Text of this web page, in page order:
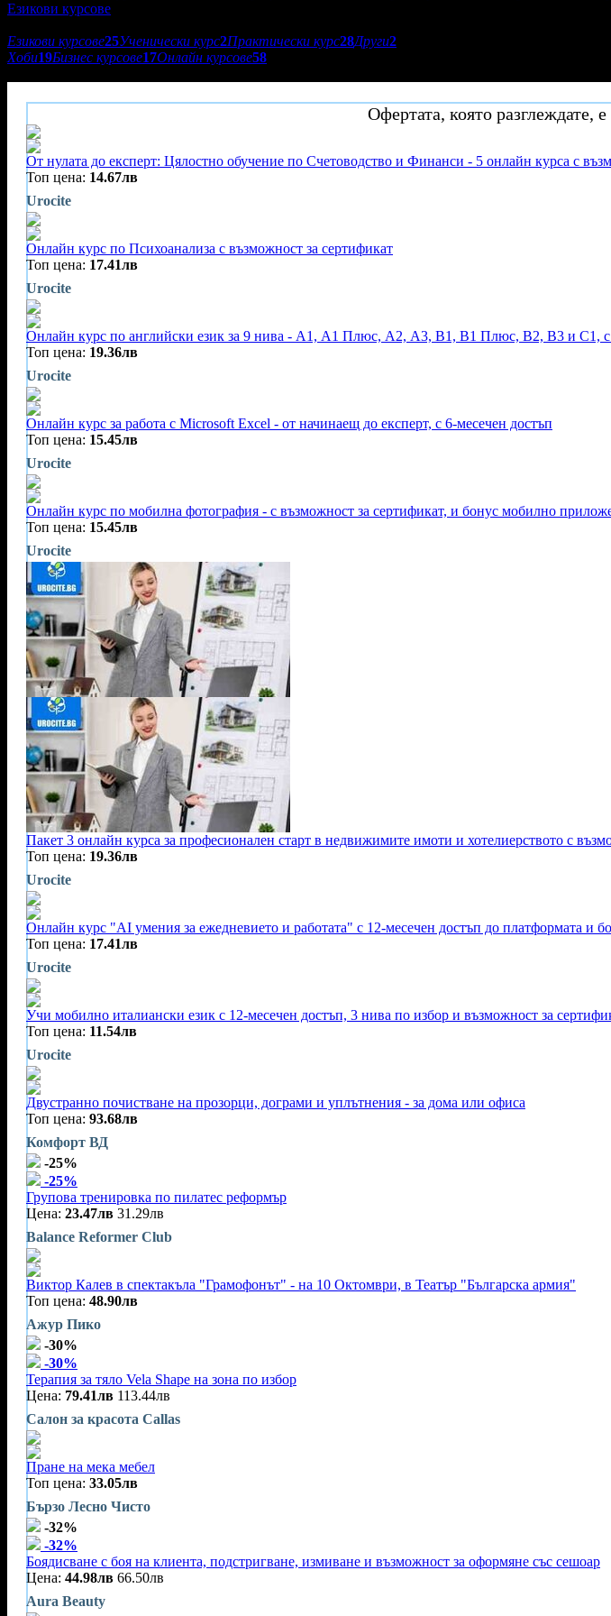
Езикови курсове
Езикови курсове25Ученически курс2Практически курс28Други2
Хоби19Бизнес курсове17Онлайн курсове58
Офертата, която разглеждате,
От нулата до експерт: Цялостно обучение по Счетоводство и Финанси - 5 онлайн курса с
Топ цена: 14.67лв
Urocite
Онлайн курс по Психоанализа с възможност за сертификат
Топ цена: 17.41лв
Urocite
Онлайн курс по английски език за 9 нива - А1, A1 Плюс, А2, А3, В1, В1 Плюс, В2, В3 и С1, с
Топ цена: 19.36лв
Urocite
Онлайн курс за работа с Microsoft Excel - от начинаещ до експерт, с 6-месечен достъп
Топ цена: 15.45лв
Urocite
Онлайн курс по мобилна фотография - с възможност за сертификат, и бонус мобилно
Топ цена: 15.45лв
Urocite
Пакет 3 онлайн курса за професионален старт в недвижимите имоти и хотелиерството с
Топ цена: 19.36лв
Urocite
Онлайн курс "AI умения за ежедневието и работата" с 12-месечен достъп до платформата и
Топ цена: 17.41лв
Urocite
Учи мобилно италиански език с 12-месечен достъп, 3 нива по избор и възможност за
Топ цена: 11.54лв
Urocite
Двустранно почистване на прозорци, дограми и уплътнения - за дома или офиса
Топ цена: 93.68лв
Комфорт ВД
-25%
-25%
Групова тренировка по пилатес реформър
Цена: 23.47лв 31.29лв
Balance Reformer Club
Виктор Калев в спектакъла "Грамофонът" - на 10 Октомври, в Театър "Българска армия"
Топ цена: 48.90лв
Ажур Пико
-30%
-30%
Терапия за тяло Vela Shape на зона по избор
Цена: 79.41лв 113.44лв
Салон за красота Callas
Пране на мека мебел
Топ цена: 33.05лв
Бързо Лесно Чисто
-32%
-32%
Боядисване с боя на клиента, подстригване, измиване и възможност за оформяне със сешоар
Цена: 44.98лв 66.50лв
Aura Beauty